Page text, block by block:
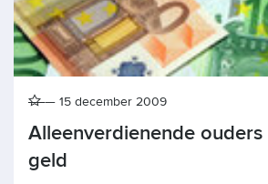
Alleenverdienende
geld
15 december 2009